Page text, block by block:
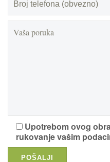
Upotrebom ovog
rukovanje vašim